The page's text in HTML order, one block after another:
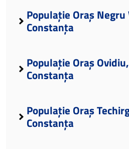
Populație Oraș
Constanța
Populație Oraș
Constanța
Populație Oraș
Constanța